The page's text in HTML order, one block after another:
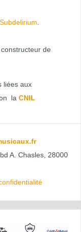
Subdelirium.
de
liées aux
la CNIL
A. Chasles, 28000